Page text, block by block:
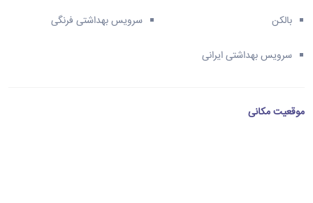
بالکن سرویس بهداشتی فرنگی
سرویس بهداشتی ایرانی
موقعیت مکانی